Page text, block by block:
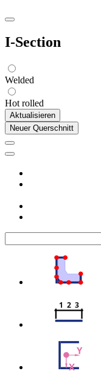
I-Section
Welded
Hot rolled
Aktualisieren
Neuer Querschnitt
1  2  3
Y
X